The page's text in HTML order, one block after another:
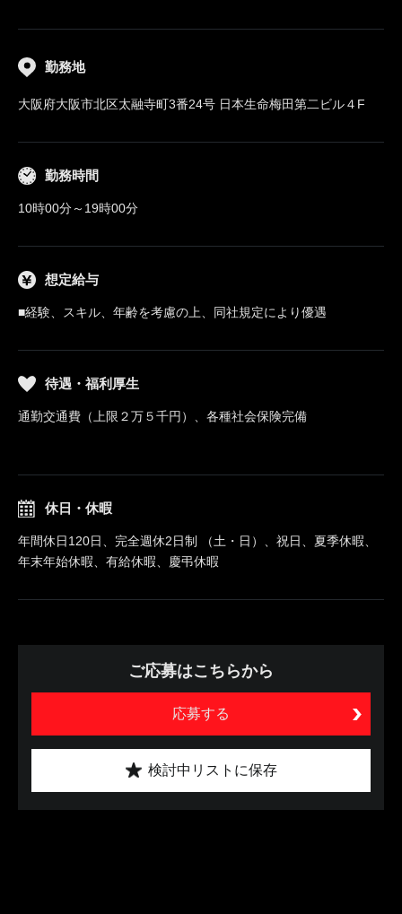
勤務地
大阪府大阪市北区太融寺町3番24号 日本生命梅田第二ビル４F
勤務時間
10時00分～19時00分
想定給与
■経験、スキル、年齢を考慮の上、同社規定により優遇
待遇・福利厚生
通勤交通費（上限２万５千円）、各種社会保険完備
休日・休暇
年間休日120日、完全週休2日制 （土・日）、祝日、夏季休暇、
年末年始休暇、有給休暇、慶弔休暇
ご応募はこちらから
応募する
検討中リストに保存